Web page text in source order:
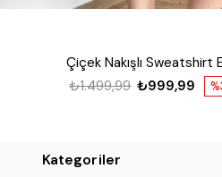
Çiçek Nakışlı Sweatshirt
₺999,99
₺1.499,99
Kategoriler